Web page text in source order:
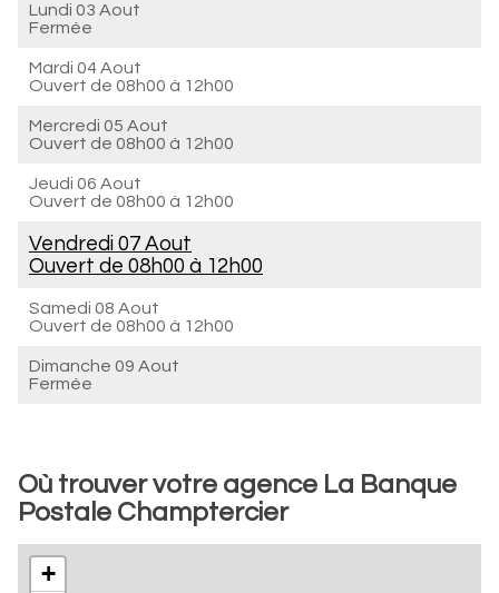
Lundi 03 Aout
Fermée
Mardi 04 Aout
Ouvert de 08h00 à 12h00
Mercredi 05 Aout
Ouvert de 08h00 à 12h00
Jeudi 06 Aout
Ouvert de 08h00 à 12h00
Vendredi 07 Aout
Ouvert de 08h00 à 12h00
Samedi 08 Aout
Ouvert de 08h00 à 12h00
Dimanche 09 Aout
Fermée
Où trouver votre agence La Banque
Postale Champtercier
+